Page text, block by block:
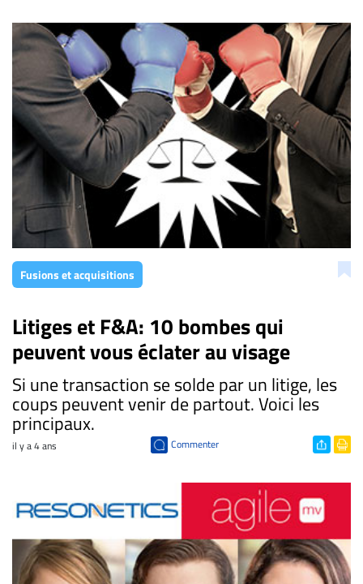
Fusions et acquisitions
Litiges et F&A: 10 bombes qui
peuvent vous éclater au visage
Si une transaction se solde par un litige, les
coups peuvent venir de partout. Voici les
principaux.
il y a 4 ans Commenter